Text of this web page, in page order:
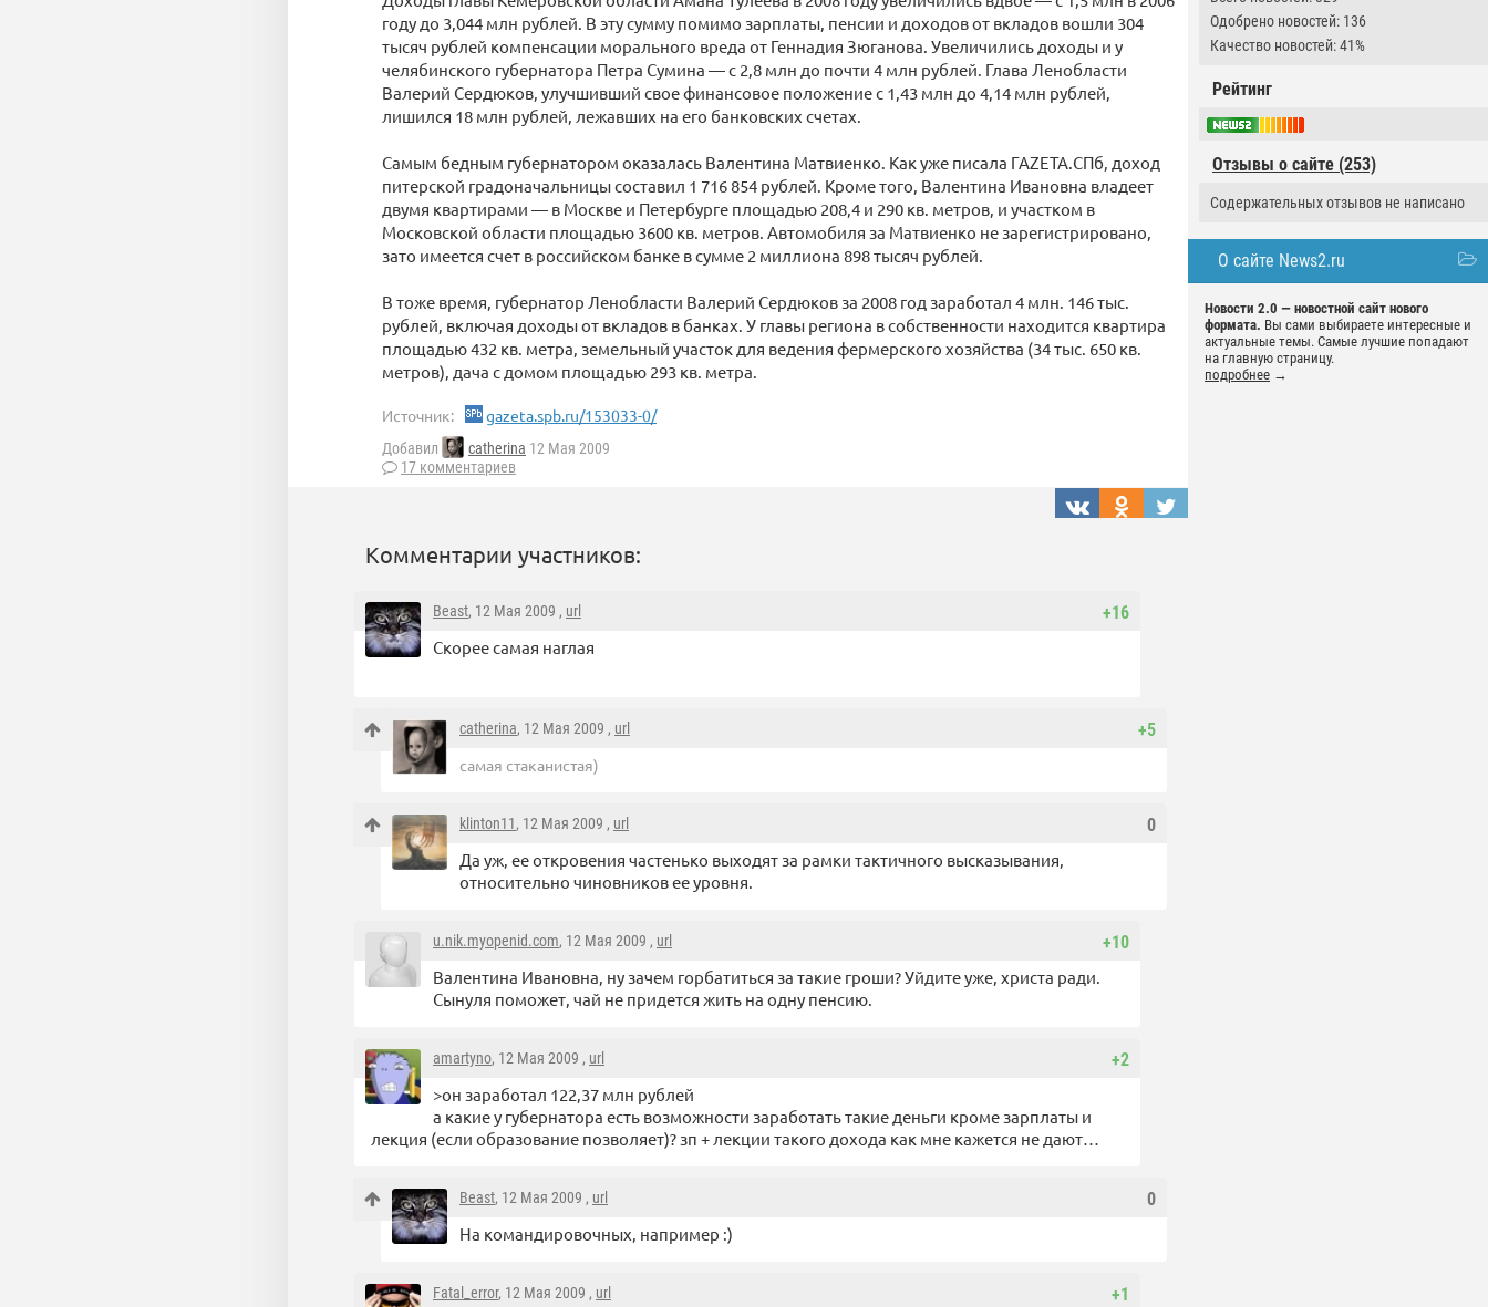
Одобрено новостей: 136
Качество новостей: 41%
Рейтинг
Отзывы о сайте (253)
Содержательных отзывов не написано
О сайте News2.ru
Новости 2.0 — новостной сайт нового
формата. Вы сами выбираете интересные и
актуальные темы. Самые лучшие попадают
на главную страницу.
подробнее →
году до 3,044 млн рублей. В эту сумму помимо зарплаты, пенсии и доходов от вкладов вошли 304
тысяч рублей компенсации морального вреда от Геннадия Зюганова. Увеличились доходы и у
челябинского губернатора Петра Сумина — с 2,8 млн до почти 4 млн рублей. Глава Ленобласти
Валерий Сердюков, улучшивший свое финансовое положение с 1,43 млн до 4,14 млн рублей,
лишился 18 млн рублей, лежавших на его банковских счетах.
Самым бедным губернатором оказалась Валентина Матвиенко. Как уже писала ГАZЕТА.СПб, доход
питерской градоначальницы составил 1 716 854 рублей. Кроме того, Валентина Ивановна владеет
двумя квартирами — в Москве и Петербурге площадью 208,4 и 290 кв. метров, и участком в
Московской области площадью 3600 кв. метров. Автомобиля за Матвиенко не зарегистрировано,
зато имеется счет в российском банке в сумме 2 миллиона 898 тысяч рублей.
В тоже время, губернатор Ленобласти Валерий Сердюков за 2008 год заработал 4 млн. 146 тыс.
рублей, включая доходы от вкладов в банках. У главы региона в собственности находится квартира
площадью 432 кв. метра, земельный участок для ведения фермерского хозяйства (34 тыс. 650 кв.
метров), дача с домом площадью 293 кв. метра.
Источник: gazeta.spb.ru/153033-0/
Добавил catherina 12 Мая 2009
17 комментариев
Комментарии участников:
+16
Beast, 12 Мая 2009 , url
Скорее самая наглая
+5
catherina, 12 Мая 2009 , url
самая стаканистая)
0
klinton11, 12 Мая 2009 , url
Да уж, ее откровения частенько выходят за рамки тактичного высказывания,
относительно чиновников ее уровня.
+10
u.nik.myopenid.com, 12 Мая 2009 , url
Валентина Ивановна, ну зачем горбатиться за такие гроши? Уйдите уже, христа ради.
Сынуля поможет, чай не придется жить на одну пенсию.
+2
amartyno, 12 Мая 2009 , url
>он заработал 122,37 млн рублей
а какие у губернатора есть возможности заработать такие деньги кроме зарплаты и
лекция (если образование позволяет)? зп + лекции такого дохода как мне кажется не дают…
0
Beast, 12 Мая 2009 , url
На командировочных, например :)
+1
Fatal_error, 12 Мая 2009 , url